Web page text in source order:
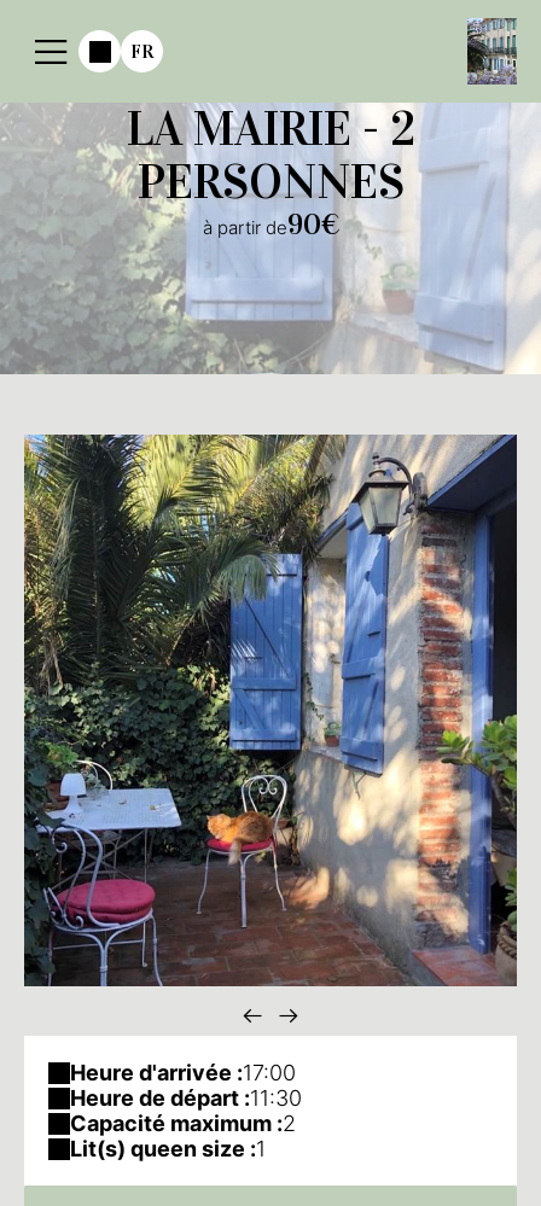
FR
LA MAIRIE - 2
PERSONNES
à partir de90€
Heure d'arrivée :17:00
Heure de départ :11:30
Capacité maximum :2
Lit(s) queen size :1